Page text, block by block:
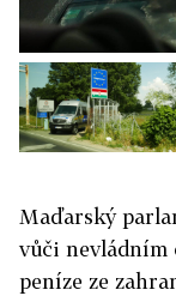
Maďarský
vůči nevládním
peníze ze